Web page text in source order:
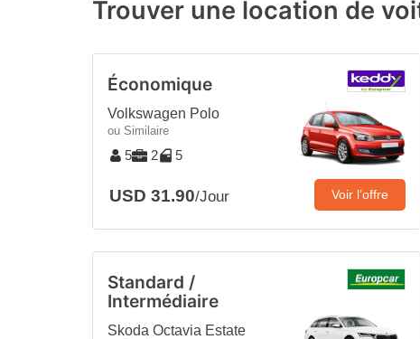
Trouver une location de
Économique
Volkswagen Polo
ou Similaire
5 2 5
USD 31.90/Jour Voir l’offre
Standard /
Intermédiaire
Skoda Octavia Estate